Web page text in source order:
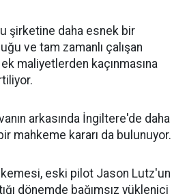
şirketine daha esnek bir
ve tam zamanlı çalışan
maliyetlerden kaçınmasına
arkasında İngiltere'de daha
mahkeme kararı da bulunuyor.
eski pilot Jason Lutz'un
dönemde bağımsız yüklenici